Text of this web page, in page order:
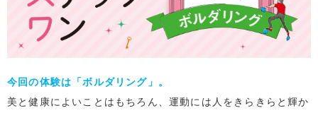
今回の体験は「ボルダリング」。
美と健康によいことはもちろん、運動には人をきらきらと輝か